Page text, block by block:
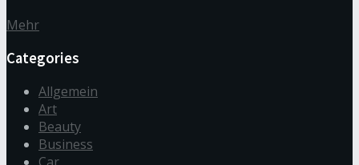
Mehr
Categories
Allgemein
Art
Beauty
Business